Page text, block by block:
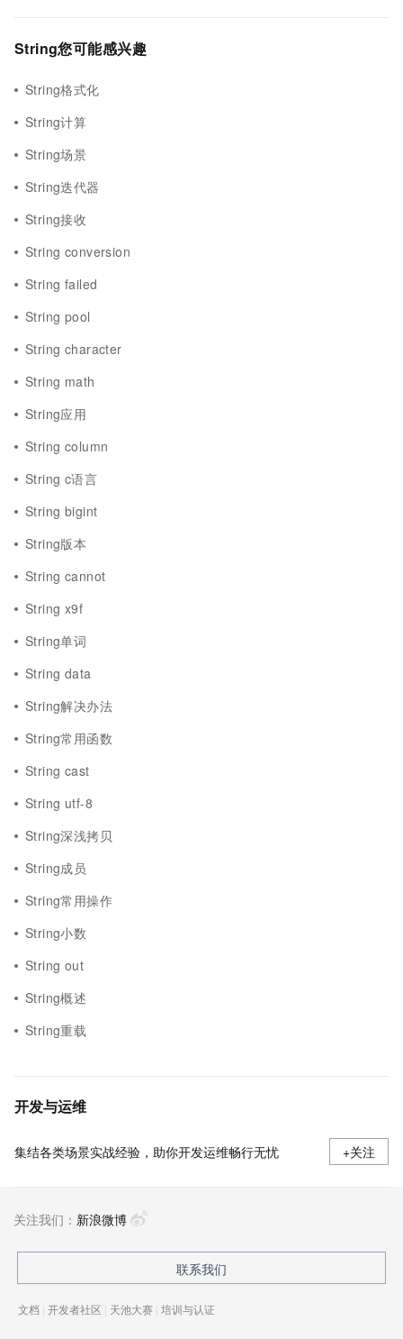
String您可能感兴趣
String格式化
String计算
String场景
String迭代器
String接收
String conversion
String failed
String pool
String character
String math
String应用
String column
String c语言
String bigint
String版本
String cannot
String x9f
String单词
String data
String解决办法
String常用函数
String cast
String utf-8
String深浅拷贝
String成员
String常用操作
String小数
String out
String概述
String重载
开发与运维
集结各类场景实战经验，助你开发运维畅行无忧 +关注
关注我们： 新浪微博
联系我们
文档 | 开发者社区 | 天池大赛 | 培训与认证